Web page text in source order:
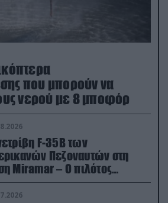
που μπορούν να
νερού με 8 μποφόρ
F-35B των
Πεζοναυτών στη
Miramar – Ο πιλότος
εγκαίρως